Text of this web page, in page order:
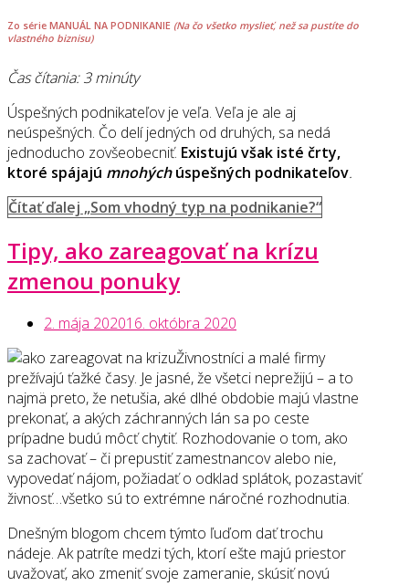
Zo série MANUÁL NA PODNIKANIE (Na čo všetko myslieť, než sa pustíte do
vlastného biznisu)
Čas čítania: 3 minúty
Úspešných podnikateľov je veľa. Veľa je ale aj
neúspešných. Čo delí jedných od druhých, sa nedá
jednoducho zovšeobecniť. Existujú však isté črty,
ktoré spájajú mnohýchúspešných podnikateľov.
Čítať ďalej „Som vhodný typ na podnikanie?“
Tipy, ako zareagovať na krízu
zmenou ponuky
2. mája 202016. októbra 2020
Živnostníci a malé firmy
prežívajú ťažké časy. Je jasné, že všetci neprežijú – a to
najmä preto, že netušia, aké dlhé obdobie majú vlastne
prekonať, a akých záchranných lán sa po ceste
prípadne budú môcť chytiť. Rozhodovanie o tom, ako
sa zachovať – či prepustiť zamestnancov alebo nie,
vypovedať nájom, požiadať o odklad splátok, pozastaviť
živnosť…všetko sú to extrémne náročné rozhodnutia.
Dnešným blogom chcem týmto ľuďom dať trochu
nádeje. Ak patríte medzi tých, ktorí ešte majú priestor
uvažovať, ako zmeniť svoje zameranie, skúsiť novú